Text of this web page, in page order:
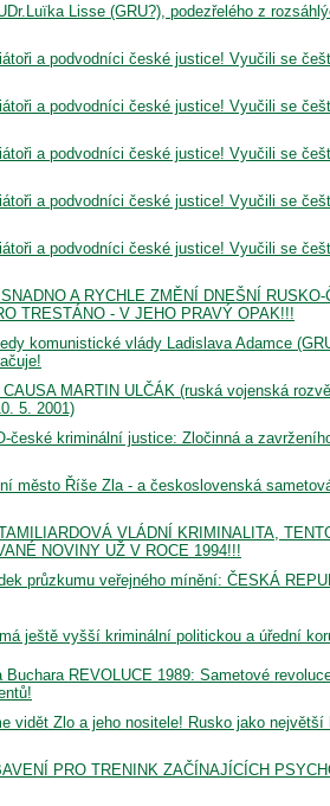
Lisse (GRU?), podezřelého z
a podvodníci české justice! Vyučili se
a podvodníci české justice! Vyučili se
a podvodníci české justice! Vyučili se
a podvodníci české justice! Vyučili se
a podvodníci české justice! Vyučili se
A RYCHLE ZMĚNÍ DNEŠNÍ
TRESTÁNO - V JEHO PRAVÝ OPAK!!!
komunistické vlády Ladislava Adamce
MARTIN ULČÁK (ruská vojenská
5. 2001)
české kriminální justice: Zločinná a
město Říše Zla - a československá
VLÁDNÍ KRIMINALITA,
NOVINY UŽ V ROCE 1994!!!
průzkumu veřejného mínění: ČESKÁ
ještě vyšší kriminální politickou a úřední
Buchara REVOLUCE 1989: Sametové
vidět Zlo a jeho nositele! Rusko jako
PRO TRENINK ZAČÍNAJÍCÍCH